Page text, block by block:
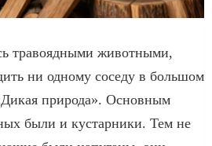
травоядными животными,
ни одному соседу в большом
природа». Основным
были и кустарники. Тем не